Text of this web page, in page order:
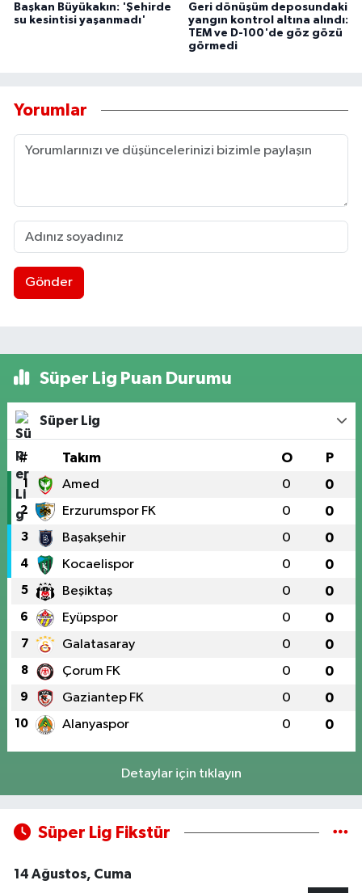
Başkan Büyükakın: 'Şehirde
su kesintisi yaşanmadı'
Geri dönüşüm deposundaki
yangın kontrol altına alındı:
TEM ve D-100'de göz gözü
görmedi
Yorumlar
Gönder
Süper Lig Puan Durumu
Süper Lig
# Takım O P
1 Amed 0 0
2 Erzurumspor FK 0 0
3 Başakşehir 0 0
4 Kocaelispor 0 0
5 Beşiktaş 0 0
6 Eyüpspor 0 0
7 Galatasaray 0 0
8 Çorum FK 0 0
9 Gaziantep FK 0 0
10 Alanyaspor 0 0
Detaylar için tıklayın
Süper Lig Fikstür
14 Ağustos, Cuma